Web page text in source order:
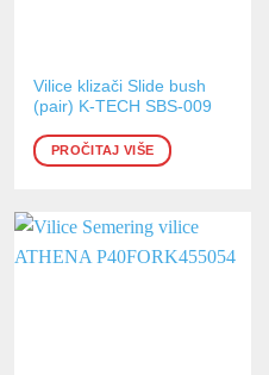
Vilice klizači Slide bush
(pair) K-TECH SBS-009
PROČITAJ VIŠE